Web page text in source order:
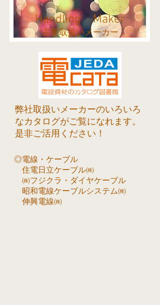
Handling Maker
主要取扱いメーカー
弊社取扱いメーカーのいろいろ
なカタログがご覧になれます。
是非ご活用ください！
◎電線・ケーブル
住電日立ケーブル㈱
㈱フジクラ・ダイヤケーブル
昭和電線ケーブルシステム㈱
伸興電線㈱